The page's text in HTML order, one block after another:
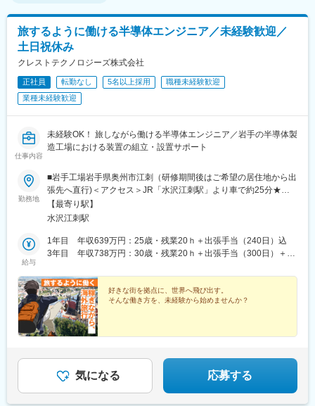
旅するように働ける半導体エンジニア／未経験歓迎／
土日祝休み
クレストテクノロジーズ株式会社
正社員 転勤なし 5名以上採用
職種未経験歓迎
業種未経験歓迎
仕事内容
未経験OK！ 旅しながら働ける半導体エンジニア／岩手の半導体製
造工場における装置の組立・設置サポート
勤務地
■岩手工場岩手県奥州市江刺（研修期間後はご希望の居住地から出
張先へ直行)＜アクセス＞JR「水沢江刺駅」より車で約25分★マ
イカー通勤OK★U・Iターン歓迎！ 引越代・家賃補助あり★基本的
に転勤はありません（クライアントの外部要因などにより、変更
山形・宮城・茨城・長野・三重・広島・福岡・大分・長崎・熊
本 など＜海外＞アメリカ・中国・台湾・ヨーロッパ など【現
張業務があります。出張期間は案件により異なりますが、2カ月～
3カ月程度。出張期間中もきちんと休日が取得できるため、現地な
らではの観光やグルメを楽しむこともできます。※出張にかかる交
通費・滞在費は全て会社負担※土日など休日分を含む「泊数分」の
出張手当もあり※岩手への転居を伴う場合、引越代補助、家賃補助
【最寄り駅】
水沢江刺駅
給与
1年目 年収639万円：25歳・残業20ｈ＋出張手当（240日）込
3年目 年収738万円：30歳・残業20ｈ＋出張手当（300日）＋扶
好きな街を拠点に、世界へ飛び出す。
そんな働き方を、未経験から始めませんか？
気になる 応募する